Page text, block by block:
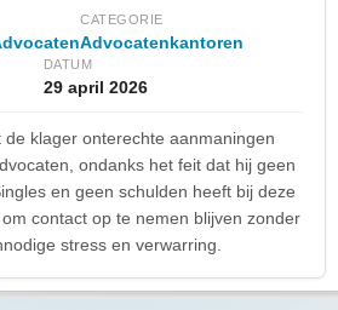
CATEGORIE
Advocatenkantoren
DATUM
29 april 2026
de klager onterechte aanmaningen
ondanks het feit dat hij geen
en geen schulden heeft bij deze
contact op te nemen blijven zonder
stress en verwarring.